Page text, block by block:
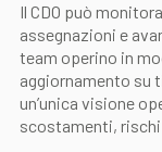
Il CDO può
assegnazioni e
team operino in
aggiornamento su
un’unica visione
scostamenti,